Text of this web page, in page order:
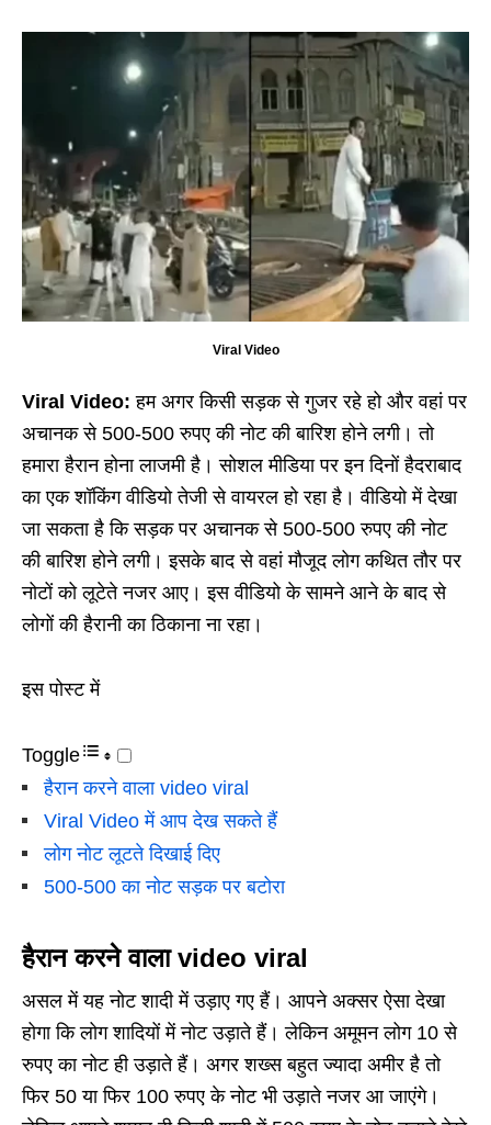
Viral Video
Viral Video: हम अगर किसी सड़क से गुजर रहे हो और वहां पर
अचानक से 500-500 रुपए की नोट की बारिश होने लगी। तो
हमारा हैरान होना लाजमी है। सोशल मीडिया पर इन दिनों हैदराबाद
का एक शॉकिंग वीडियो तेजी से वायरल हो रहा है। वीडियो में देखा
जा सकता है कि सड़क पर अचानक से 500-500 रुपए की नोट
की बारिश होने लगी। इसके बाद से वहां मौजूद लोग कथित तौर पर
नोटों को लूटेते नजर आए। इस वीडियो के सामने आने के बाद से
लोगों की हैरानी का ठिकाना ना रहा।
इस पोस्ट में
Toggle
हैरान करने वाला video viral
Viral Video में आप देख सकते हैं
लोग नोट लूटते दिखाई दिए
500-500 का नोट सड़क पर बटोरा
हैरान करने वाला video viral
असल में यह नोट शादी में उड़ाए गए हैं। आपने अक्सर ऐसा देखा
होगा कि लोग शादियों में नोट उड़ाते हैं। लेकिन अमूमन लोग 10 से
रुपए का नोट ही उड़ाते हैं। अगर शख्स बहुत ज्यादा अमीर है तो
फिर 50 या फिर 100 रुपए के नोट भी उड़ाते नजर आ जाएंगे।